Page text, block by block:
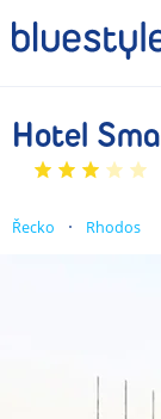
Hotel
Řecko Rhodos